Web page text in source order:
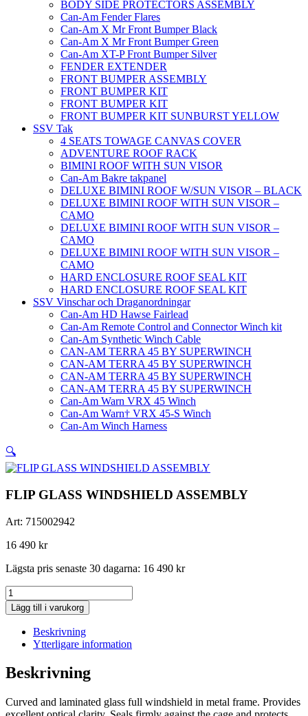
BODY SIDE PROTECTORS ASSEMBLY
Can-Am Fender Flares
Can-Am X Mr Front Bumper Black
Can-Am X Mr Front Bumper Green
Can-Am XT-P Front Bumper Silver
FENDER EXTENDER
FRONT BUMPER ASSEMBLY
FRONT BUMPER KIT
FRONT BUMPER KIT
FRONT BUMPER KIT SUNBURST YELLOW
SSV Tak
4 SEATS TOWAGE CANVAS COVER
ADVENTURE ROOF RACK
BIMINI ROOF WITH SUN VISOR
Can-Am Bakre takpanel
DELUXE BIMINI ROOF W/SUN VISOR – BLACK
DELUXE BIMINI ROOF WITH SUN VISOR –
CAMO
DELUXE BIMINI ROOF WITH SUN VISOR –
CAMO
DELUXE BIMINI ROOF WITH SUN VISOR –
CAMO
HARD ENCLOSURE ROOF SEAL KIT
HARD ENCLOSURE ROOF SEAL KIT
SSV Vinschar och Draganordningar
Can-Am HD Hawse Fairlead
Can-Am Remote Control and Connector Winch kit
Can-Am Synthetic Winch Cable
CAN-AM TERRA 45 BY SUPERWINCH
CAN-AM TERRA 45 BY SUPERWINCH
CAN-AM TERRA 45 BY SUPERWINCH
CAN-AM TERRA 45 BY SUPERWINCH
Can-Am Warn VRX 45 Winch
Can-Am Warn† VRX 45-S Winch
Can-Am Winch Harness
🔍
FLIP GLASS WINDSHIELD ASSEMBLY
Art: 715002942
16 490 kr
Lägsta pris senaste 30 dagarna: 16 490 kr
FLIP
GLASS
WINDSHIELD
ASSEMBLY
mängd
Lägg till i varukorg
Beskrivning
Ytterligare information
Beskrivning
Curved and laminated glass full windshield in metal frame. Provides